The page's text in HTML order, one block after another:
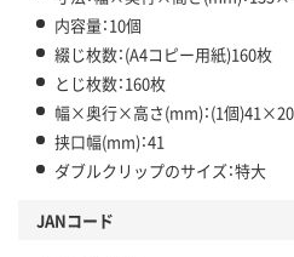
内容量：10個
綴じ枚数：(A4コピー用紙)160枚
とじ枚数：160枚
幅×奥行×高さ(mm)：(1個
挟口幅(mm)：41
ダブルクリップのサイズ：特大
JANコード